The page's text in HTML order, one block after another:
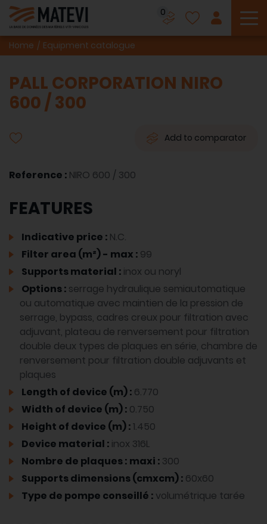
0
Home Equipment catalogue
PALL CORPORATION NIRO
600 / 300
Add to comparator
Reference : NIRO 600 / 300
FEATURES
Indicative price : N.C.
Filter area (m²) - max : 99
Supports material : inox ou noryl
Options : serrage hydraulique semiautomatique
ou automatique avec maintien de la pression de
serrage, bypass, cadres creux pour filtration avec
adjuvant, plateau de renversement pour filtration
double deux types de plaques en série, chambre de
renversement pour filtration double adjuvants et
plaques
Length of device (m) : 6.770
Width of device (m) : 0.750
Height of device (m) :1.450
Device material : inox 316L
Nombre de plaques : maxi : 300
Supports dimensions (cmxcm) : 60x60
Type de pompe conseillé : volumétrique tarée